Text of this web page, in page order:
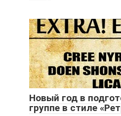
Новый год в
группе в стиле